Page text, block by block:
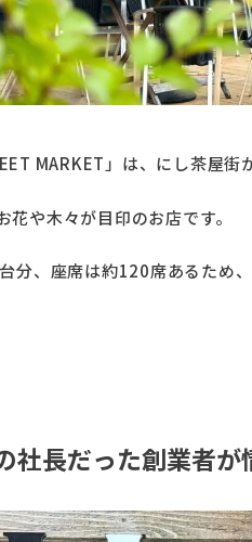
MARKET」は、にし茶屋街
花や木々が目印のお店です。
分、座席は約120席あるため
社長だった創業者